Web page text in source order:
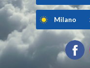
Milano